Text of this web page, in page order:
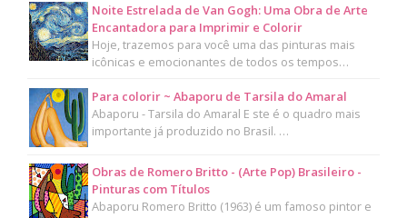
Noite Estrelada de Van Gogh: Uma Obra de Arte
Encantadora para Imprimir e Colorir
Hoje, trazemos para você uma das pinturas mais
icônicas e emocionantes de todos os tempos…
Para colorir ~ Abaporu de Tarsila do Amaral
Abaporu - Tarsila do Amaral E ste é o quadro mais
importante já produzido no Brasil. …
Obras de Romero Britto - (Arte Pop) Brasileiro -
Pinturas com Títulos
Abaporu Romero Britto (1963) é um famoso pintor e